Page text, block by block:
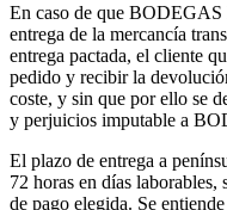
En caso de que
entrega de la mercancía
entrega pactada, el cliente
pedido y recibir la
coste, y sin que por ello se
y perjuicios imputable a
El plazo de entrega a
72 horas en días
de pago elegida. Se